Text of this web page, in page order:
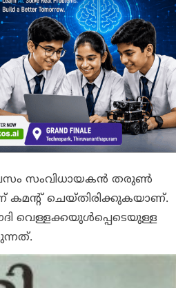
സംവിധായകന്‍ തരുണ്‍
കമന്റ് ചെയ്തിരിക്കുകയാണ്.
വെള്ളക്കയുള്‍പ്പെടെയുള്ള